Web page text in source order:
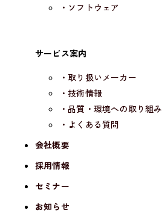
・ソフトウェア
サービス案内
・取り扱いメーカー
・技術情報
・品質・環境への取り組み
・よくある質問
会社概要
採用情報
セミナー
お知らせ